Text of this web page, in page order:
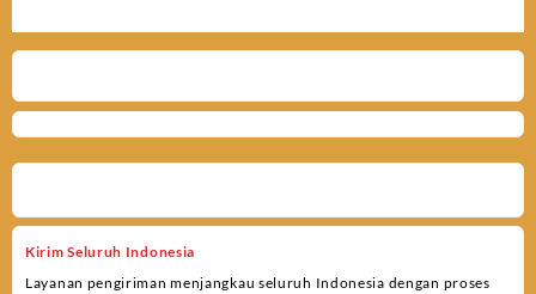
Kirim Seluruh Indonesia
Layanan pengiriman menjangkau seluruh Indonesia dengan proses